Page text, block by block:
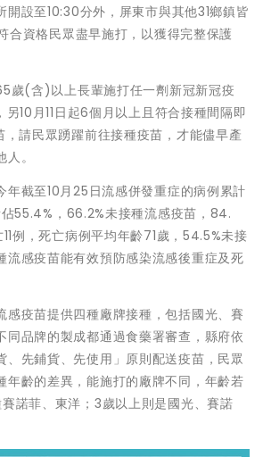
開設至10:30分外，屏東市與其他31鄉鎮皆
合資格民眾盡早施打，以獲得完整保護
歲(含)以上長輩施打任一劑新冠新冠疫
10月11日起6個月以上且符合接種間隔即
，請民眾踴躍前往接種疫苗，才能儘早產
。
年截至10月25日流感併發重症的病例累計
55.4%，66.2%未接種流感疫苗，84.
例，死亡病例平均年齡71歲，54.5%未接
流感疫苗能有效預防感染流感後重症及死
感疫苗提供四種廠牌接種，包括國光、賽
同品牌的製成都通過食藥署審查，縣府依
、先鋪貨、先使用」原則配送疫苗，民眾
年齡的差異，能施打的廠牌不同，年齡若
諾菲、東洋；3歲以上則是國光、賽諾